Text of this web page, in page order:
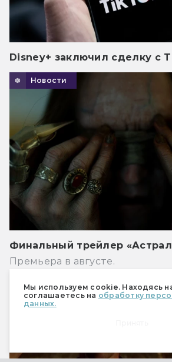
Мы используем cookie. Находясь
соглашаетесь на обработку
данных.
Disney+ заключил сделку с
Новости
Финальный трейлер
Премьера в августе.
Новости